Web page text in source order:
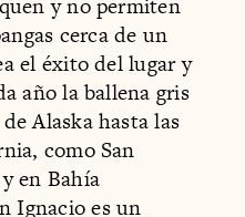
y no permiten
cerca de un
el éxito del lugar y
año la ballena gris
Alaska hasta las
como San
en Bahía
Ignacio es un